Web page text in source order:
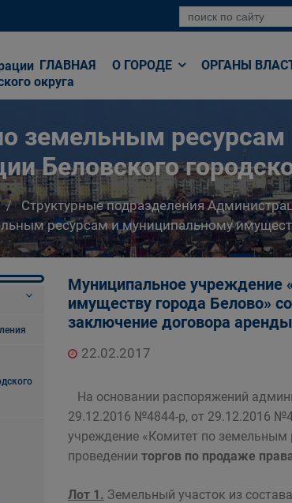
округа
ГЛАВНАЯ О ГОРОДЕ ОРГАНЫ
земельным
Беловского
Структурные подразделения
ресурсам и муниципальному
Муниципальное учреждение
имуществу города Белово»
заключение договора
22.02.2017
На основании распоряжений
29.12.2016 №4844-р, от 29.12.2016
учреждение «Комитет по
проведении торгов по продаже
Лот 1. Земельный участок из